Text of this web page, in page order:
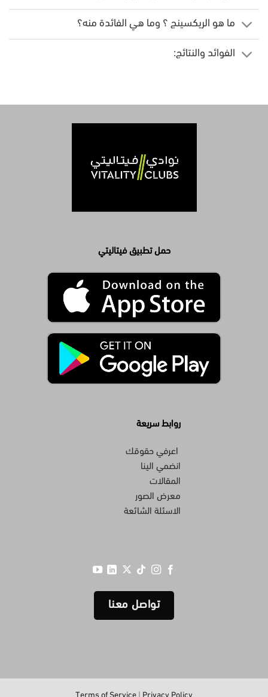
ما هو الريكسينج ؟ وما هي الفائدة منه؟
الفوائد والنتائج:
حمل تطبيق فيتاليتي
روابط سريعة
اعرفي حقوقك
انضمي الينا
المقالات
معرض الصور
الاسئلة الشائعة
تواصل معنا